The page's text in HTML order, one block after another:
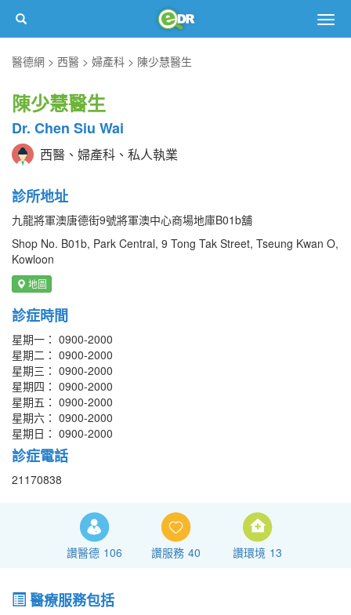
醫德網
西醫 婦產科 陳少慧醫生
陳少慧醫生
Dr. Chen Siu Wai
西醫、婦產科、私人執業
診所地址
九龍將軍澳唐德街9號將軍澳中心商場地庫B01b舖
Shop No. B01b, Park Central, 9 Tong Tak Street, Tseung Kwan O,
Kowloon
地圖
診症時間
星期一： 0900-2000
星期二： 0900-2000
星期三： 0900-2000
星期四： 0900-2000
星期五： 0900-2000
星期六： 0900-2000
星期日： 0900-2000
診症電話
21170838
讚醫德 106 讚服務 40 讚環境 13
醫療服務包括